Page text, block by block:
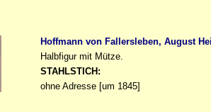
Hoffmann von Fallersleben, August
Halbfigur mit Mütze.
STAHLSTICH:
ohne Adresse [um 1845]